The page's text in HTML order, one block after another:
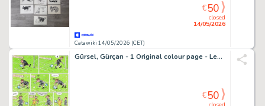
Catawiki 14/05/2026 (CET)
closed
14/05/2026
€50
Gürsel, Gürçan - 1 Original colour page - Les Foot furieux T11 - 2009
€50